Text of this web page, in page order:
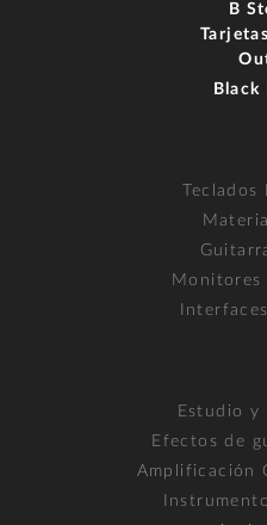
B
Black
Monitores
Estudio y
Efectos de
Amplificación